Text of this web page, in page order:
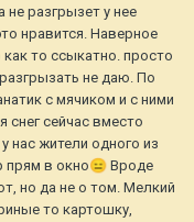
разгрызет у нее
нравится. Наверное
то ссыкатно. просто
не даю. По
с мячиком и с ними
снег сейчас вместо
нас жители одного из
в окно😑 Вроде
но да не о том. Мелкий
то картошку,